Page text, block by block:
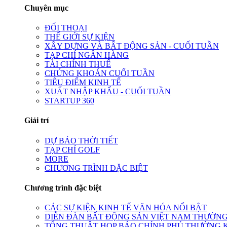
Chuyên mục
ĐỐI THOẠI
THẾ GIỚI SỰ KIỆN
XÂY DỰNG VÀ BẤT ĐỘNG SẢN - CUỐI TUẦN
TẠP CHÍ NGÂN HÀNG
TÀI CHÍNH THUẾ
CHỨNG KHOÁN CUỐI TUẦN
TIÊU ĐIỂM KINH TẾ
XUẤT NHẬP KHẨU - CUỐI TUẦN
STARTUP 360
Giải trí
DỰ BÁO THỜI TIẾT
TẠP CHÍ GOLF
MORE
CHƯƠNG TRÌNH ĐẶC BIỆT
Chương trình đặc biệt
CÁC SỰ KIỆN KINH TẾ VĂN HÓA NỔI BẬT
DIỄN ĐÀN BẤT ĐỘNG SẢN VIỆT NAM